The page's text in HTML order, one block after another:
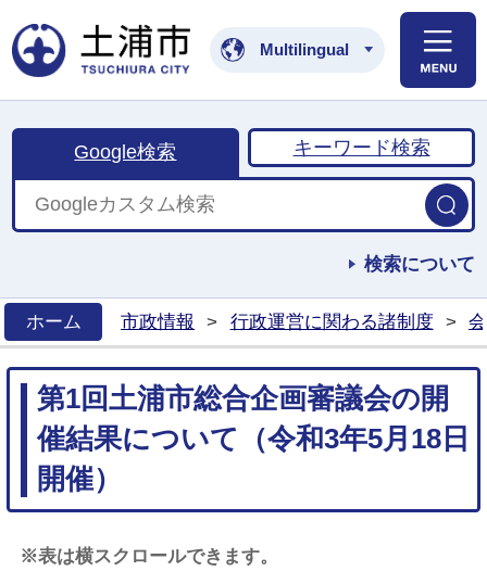
土浦市公式ホームペ
Multilingual
Google検索 キーワード検索
検索について
ホーム
市政情報 > 行政運営に関わる諸制度 >
第1回土浦市総合企画審議会の開
催結果について（令和3年5月18日
開催）
※表は横スクロールできます。